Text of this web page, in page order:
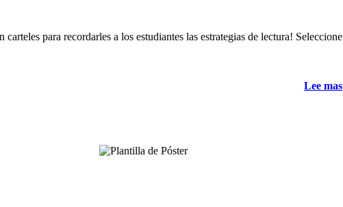
para recordarles a los estudiantes las estrategias de lectura! Seleccione
Lee mas